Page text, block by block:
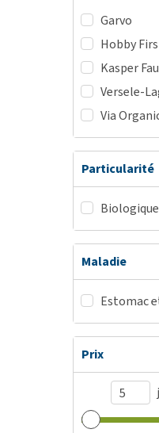
Garvo
Hobby
Kasper
Versele-
Via
Particularité
Biologique
Maladie
Estomac
Prix